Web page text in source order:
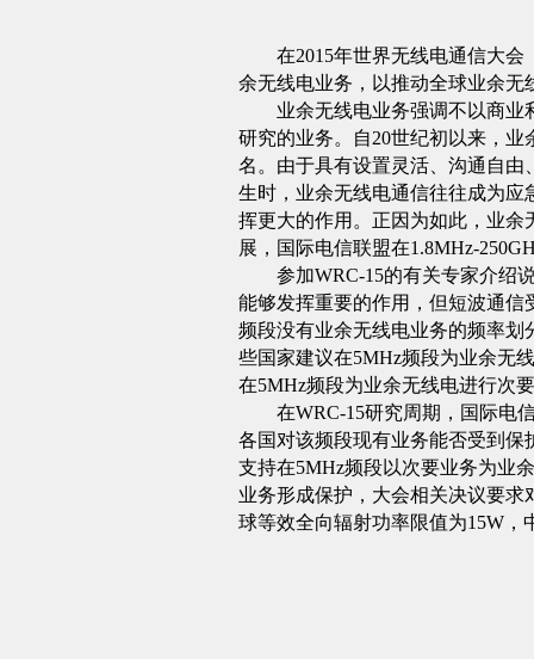
在2015年世界无线电通信大会
余无线电业务，以推动全球业余无
业余无线电业务强调不以商
研究的业务。
自20世纪初以来，业
名。由于具有设置灵活、沟通自
生时，业余无线电通信往往成为
挥更大的作用。正因为如此，业
展，国际电信联盟在1.8MHz-
参加WRC-15的有关专家介绍
能够发挥重要的作用，但短波通
频段没有业余无线电业务的频率划
些国家建议在5MHz频段为业余无
在5MHz频段为业余无线电进行次
在WRC-15研究周期，国际电
各国对该频段现有业务能否受到保
支持在5MHz频段以次要业务为业
业务形成保护，大会相关决议要
球等效全向辐射功率限值为15W